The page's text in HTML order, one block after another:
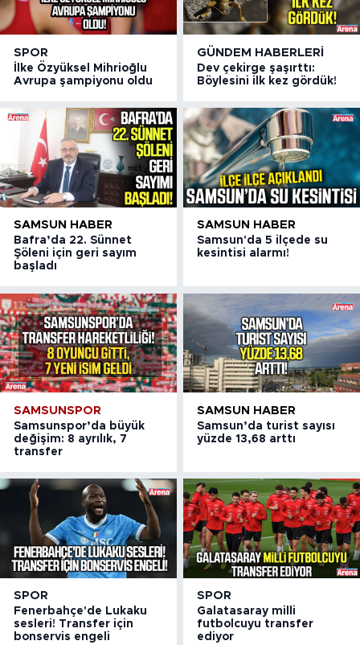
SPOR
İlke Özyüksel Mihrioğlu
Avrupa şampiyonu oldu
GÜNDEM HABERLERI
Dev çekirge şaşırttı:
Böylesini ilk kez gördük!
SAMSUN HABER
Bafra’da 22. Sünnet
Şöleni için geri sayım
başladı
SAMSUN HABER
Samsun'da 5 ilçede su
kesintisi alarmı!
SAMSUNSPOR
Samsunspor’da büyük
değişim: 8 ayrılık, 7
transfer
SAMSUN HABER
Samsun’da turist sayısı
yüzde 13,68 arttı
SPOR
Fenerbahçe'de Lukaku
sesleri! Transfer için
bonservis engeli
SPOR
Galatasaray milli
futbolcuyu transfer
ediyor